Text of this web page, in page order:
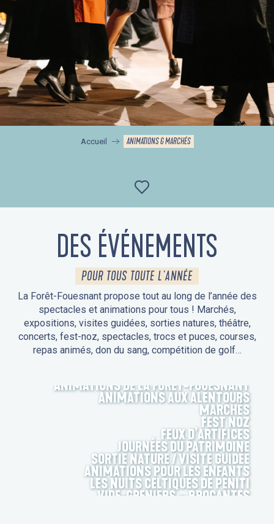
Accueil ANIMATIONS & MARCHÉS
Ajouter aux
DES ÉVÉNEMENTS
POUR TOUS TOUTE L'ANNÉE
La Forêt-Fouesnant propose tout au long de l’année des
spectacles et animations pour tous ! Marchés,
expositions, visites guidées, sorties natures, théâtre,
concerts, fest-noz, spectacles, trocs et puces, courses,
repas animés, don du sang, compétition de golf…
ANIMATIONS DE LA FORÊT-FOUESNANT
ANIMATIONS AUX ALENTOURS
MARCHÉS
FEST NOZ
FEUX D’ARTIFICES
JOURNÉES DU PATRIMOINE
SORTIE NATURE / VISITE GUIDÉE
ANIMATIONS POUR LES ENFANTS
LES NUITS CELTIQUES DE PENITI
VIDE-GRENIERS – BROCANTES